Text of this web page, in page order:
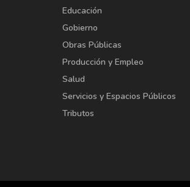
Educación
Gobierno
Obras Públicas
Producción y Empleo
Salud
Servicios y Espacios Públicos
Tributos